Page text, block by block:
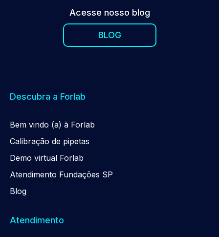
Acesse nosso blog
BLOG
Descubra a Forlab
Bem vindo (a) à Forlab
Calibração de pipetas
Demo virtual Forlab
Atendimento Fundações SP
Blog
Atendimento